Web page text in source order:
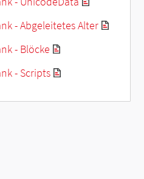
- Abgeleitetes Alter
- Blöcke
- Scripts